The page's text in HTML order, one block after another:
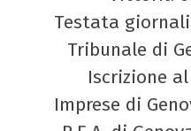
Testata
Tribunale di
Iscrizione
Imprese di